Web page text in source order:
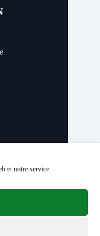
et notre service.
Paiement